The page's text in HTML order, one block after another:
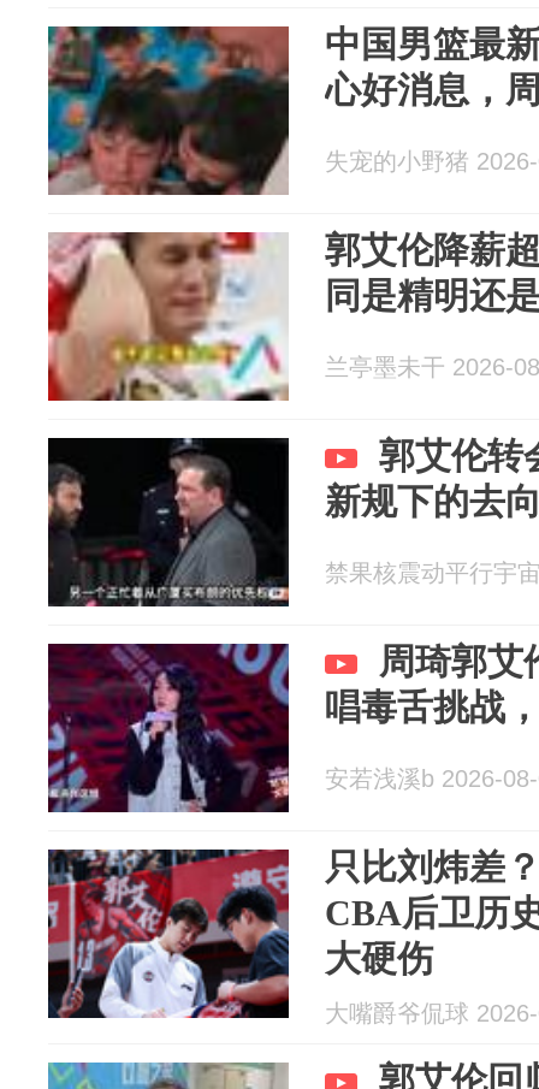
中国男篮最
心好消息，
失宠的小野猪
郭艾伦降薪
同是精明还
兰亭墨未干 2026-
郭艾伦转
新规下的去
禁果核震动平行宇
周琦郭艾
唱毒舌挑战
安若浅溪b 2026-
只比刘炜差
CBA后卫历
大硬伤
大嘴爵爷侃球
郭艾伦回